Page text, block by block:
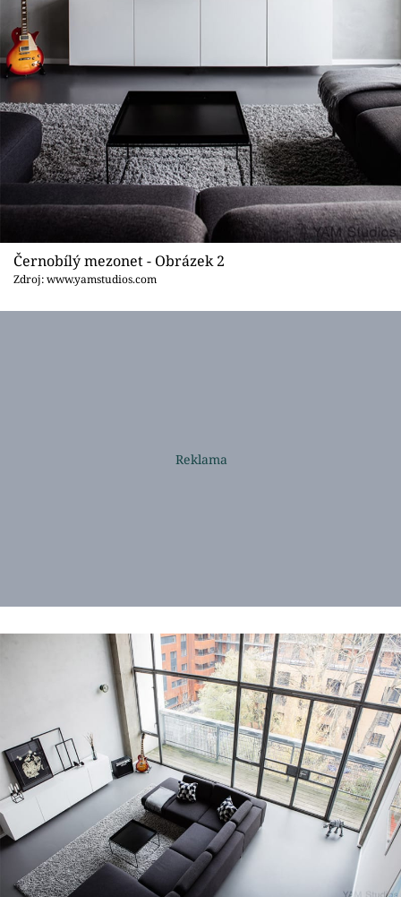
Černobílý mezonet - Obrázek 2
Zdroj: www.yamstudios.com